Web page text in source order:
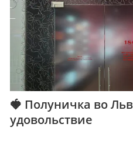
🍓 Полуничка во Львове — еще большее
удовольствие